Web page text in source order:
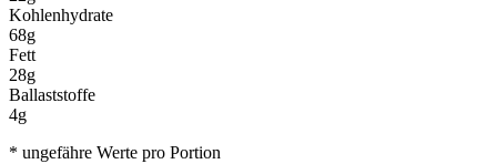
Kohlenhydrate
68g
Fett
28g
Ballaststoffe
4g
* ungefähre Werte pro Portion